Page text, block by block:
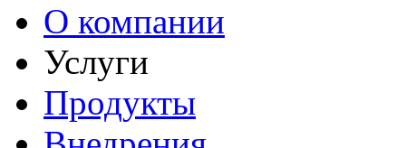
О компании
Услуги
Продукты